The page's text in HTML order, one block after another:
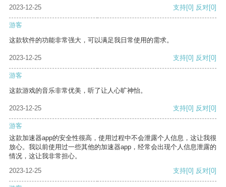
2023-12-25 支持[0] 反对[0]
游客
这款软件的功能非常强大，可以满足我日常使用的需求。
2023-12-25 支持[0] 反对[0]
游客
这款游戏的音乐非常优美，听了让人心旷神怡。
2023-12-25 支持[0] 反对[0]
游客
这款加速器app的安全性很高，使用过程中不会泄露个人信息，这让我很
放心。我以前使用过一些其他的加速器app，经常会出现个人信息泄露的
情况，这让我非常担心。
2023-12-25
支持[0] 反对[0]